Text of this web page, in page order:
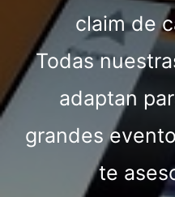
claim de
Todas
adaptan
grandes
te